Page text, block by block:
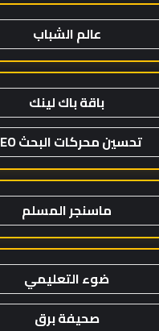
عالم الشباب
باقة باك لينك
تحسين محركات البحث SEO
ماسنجر المسلم
ضوء التعليمي
صحيفة برق